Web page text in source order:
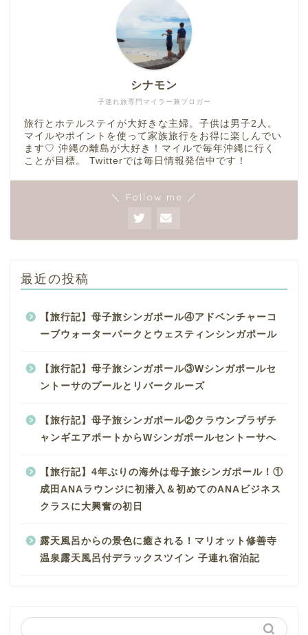
子連れ旅専門マイラー兼ブロガー
シナモン
旅行とホテルステイが大好きな主婦。子供は男子2人。
マイルやポイントを使って家族旅行をお得に楽しんでい
ます♡ 沖縄の離島が大好き！マイルで毎年沖縄に行く
ことが目標。 Twitterでは毎日情報発信中です！
＼ Follow me ／
最近の投稿
【旅行記】母子旅シンガポール④アドベンチャーコ
ーブウォーターパークとウェスティンシンガポール
【旅行記】母子旅シンガポール③Wシンガポールセ
ントーサのプールとリバークルーズ
【旅行記】母子旅シンガポール②クラウンプラザチ
ャンギエアポートからWシンガポールセントーサへ
【旅行記】4年ぶりの海外は母子旅シンガポール！①
成田ANAラウンジに初潜入＆初めてのANAビジネス
クラスに大興奮の初日
露天風呂からの景色に癒される！マリオット修善寺
温泉露天風呂付デラックスツイン 子連れ宿泊記